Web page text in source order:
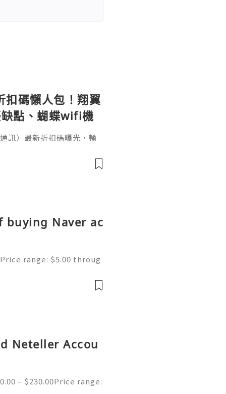
碼懶人包！翔翼
點、蝴蝶wifi機
訊）最新折扣碼曝光，輸
買斷WiFi分享器全球通用攻
發愁！本文完整整理 AeroB
buying Naver ac
range: $5.00 throug
most popular search en
Neteller Accou
– $230.00Price range: